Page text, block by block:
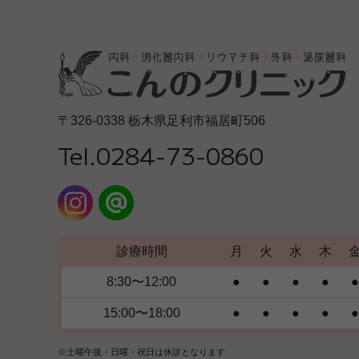
〒326-0338 栃木県足利市福居町506
Tel.0284-73-0860
診療時間 月 火 水 木
8:30〜12:00 ● ● ● ● ●
15:00〜18:00 ● ● ● ● ●
※土曜午後・日曜・祝日は休診となります